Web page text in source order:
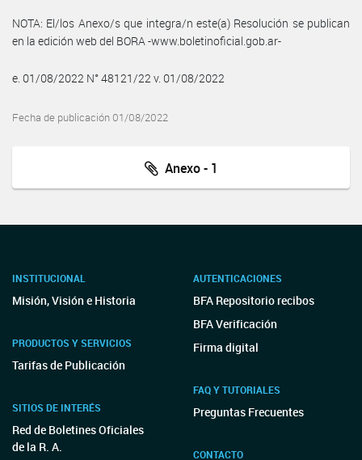
NOTA: El/los Anexo/s que integra/n este(a) Resolución se publican
en la edición web del BORA -www.boletinoficial.gob.ar-
e. 01/08/2022 N° 48121/22 v. 01/08/2022
Fecha de publicación 01/08/2022
Anexo - 1
INSTITUCIONAL
Misión, Visión e Historia
PRODUCTOS Y SERVICIOS
Tarifas de Publicación
SITIOS DE INTERÉS
Red de Boletines Oficiales
de la R. A.
AUTENTICACIONES
BFA Repositorio recibos
BFA Verificación
Firma digital
FAQ Y TUTORIALES
Preguntas Frecuentes
CONTACTO